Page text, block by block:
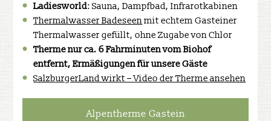
Ladiesworld: Sauna, Dampfbad, Infrarotkabinen
Thermalwasser Badeseenmit echtem Gasteiner
Thermalwasser gefüllt, ohne Zugabe von Chlor
Therme nur ca. 6 Fahrminuten vom Biohof
entfernt, Ermäßigungen für unsere Gäste
SalzburgerLand wirkt – Video der Therme ansehen
Alpentherme Gastein